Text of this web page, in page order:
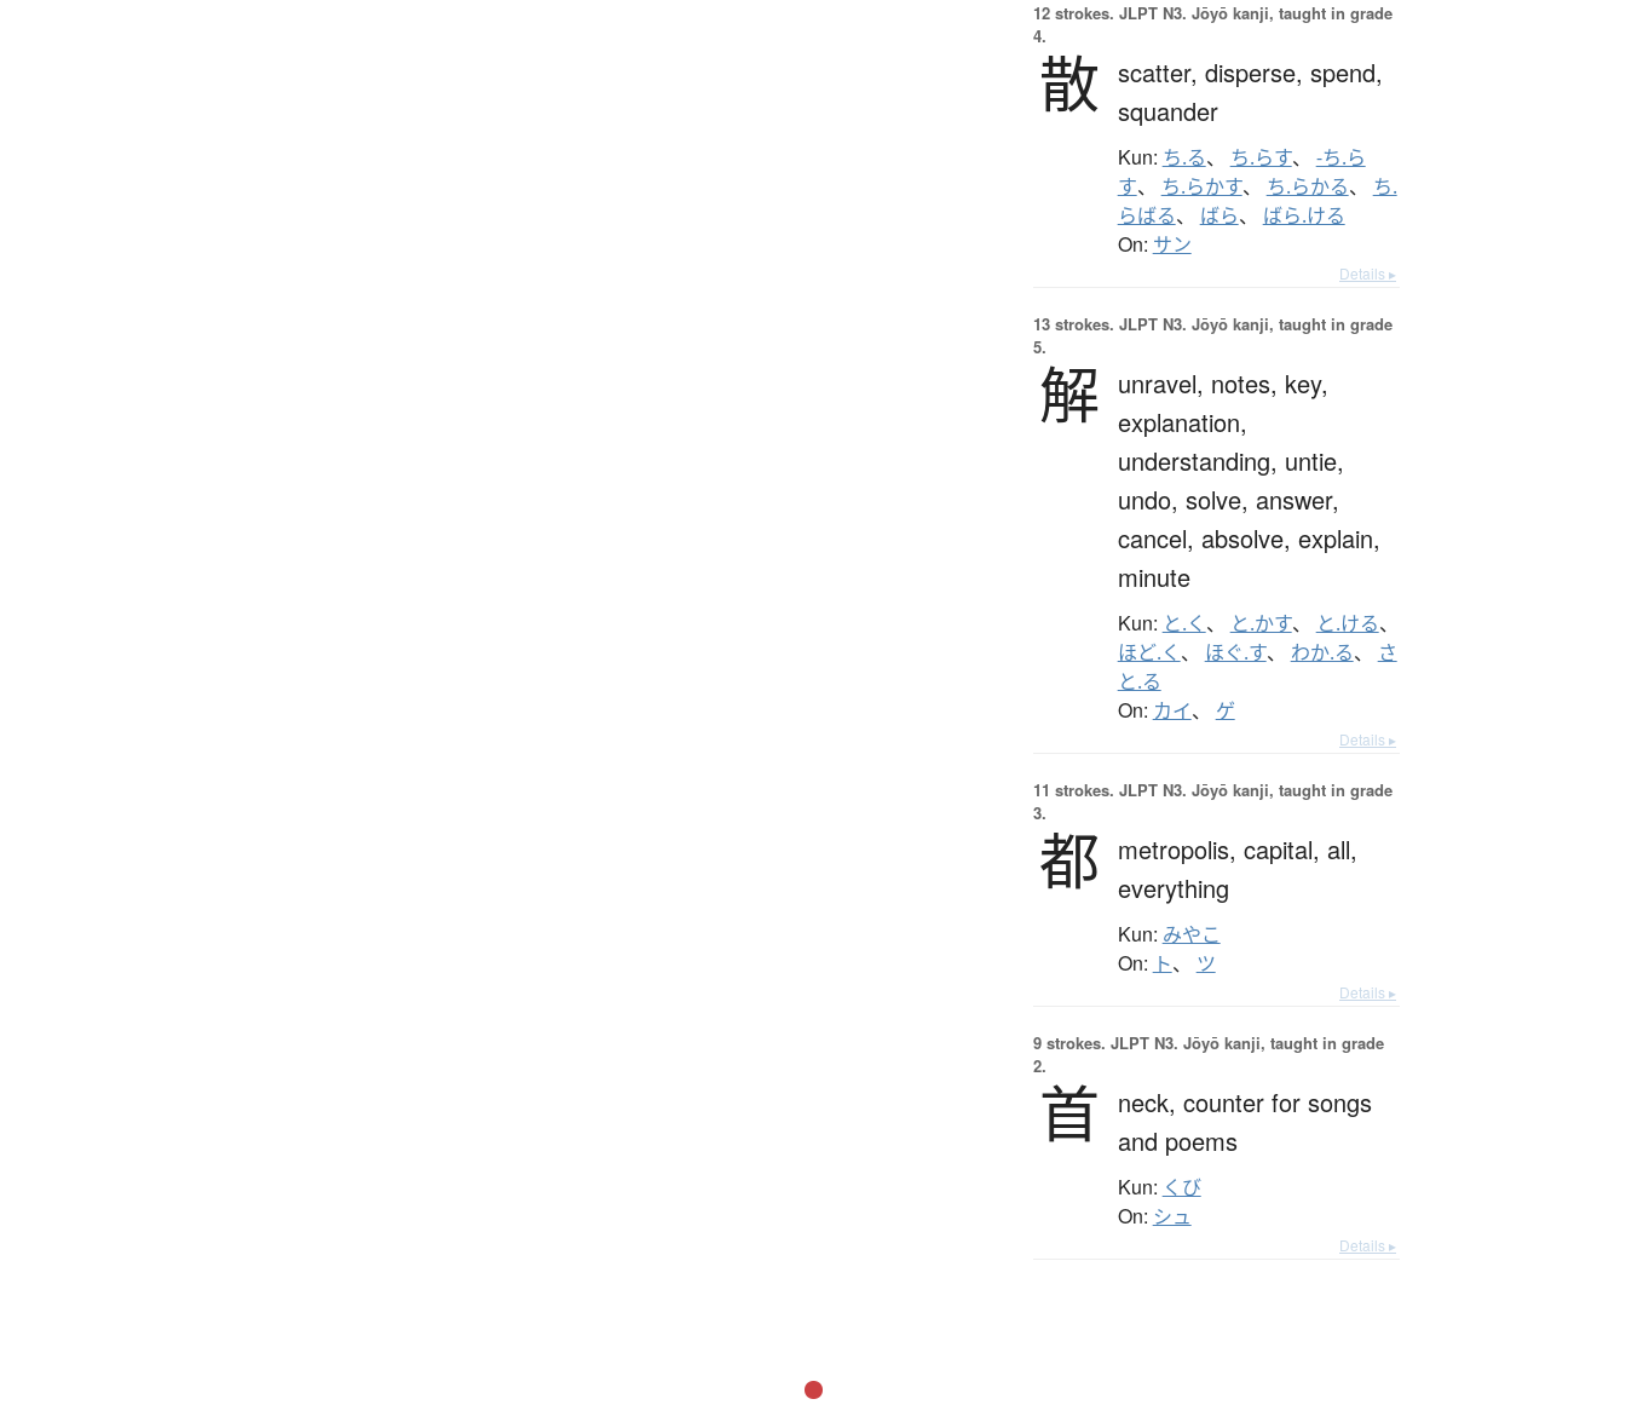
12 strokes. JLPT N3. Jōyō kanji, taught in grade
4.
散 scatter, disperse, spend,
squander
Kun: ち.る、 ち.らす、 -ち.ら
す、 ち.らかす、 ち.らかる、 ち.
らばる、 ばら、 ばら.ける
On: サン
Details ▸
13 strokes. JLPT N3. Jōyō kanji, taught in grade
5.
解 unravel, notes, key,
explanation,
understanding, untie,
undo, solve, answer,
cancel, absolve, explain,
minute
Kun: と.く 、 と.かす、 と.ける、
ほど.く 、 ほぐ.す、 わか.る、
さ
と.る
On: カイ、 ゲ
Details ▸
11 strokes. JLPT N3. Jōyō kanji, taught in grade
3.
都 metropolis, capital, all,
everything
Kun: みやこ
On: ト、 ツ
Details ▸
9 strokes. JLPT N3. Jōyō kanji, taught in grade
2.
首 neck, counter for songs
and poems
Kun: くび
On: シュ
Details ▸